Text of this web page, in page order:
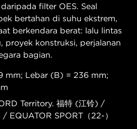
filter OES. Seal
bertahan di suhu ekstrem,
berkendara berat: lalu lintas
proyek konstruksi, perjalanan
bagian.
mm; Lebar (B) = 236 mm;
Territory. 福特 (江铃) /
EQUATOR SPORT（22-）